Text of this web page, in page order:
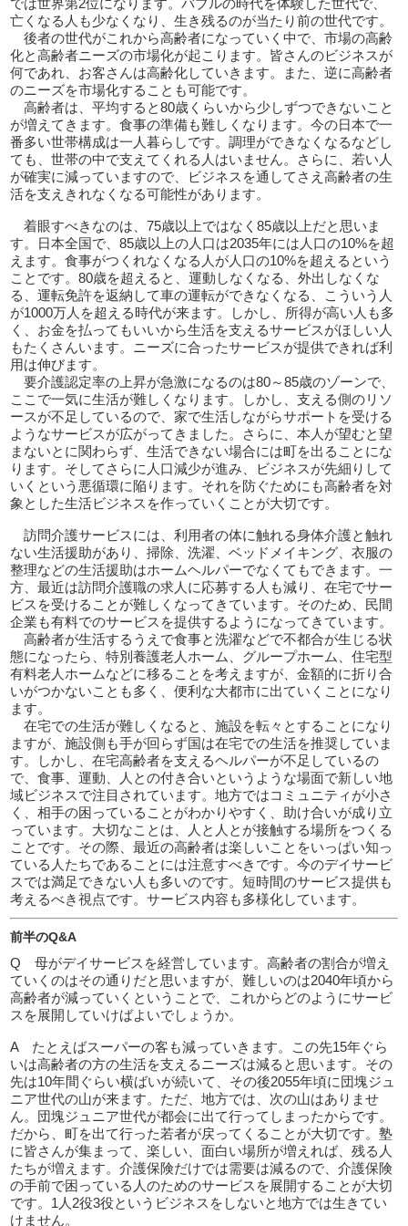
では世界第2位になります。バブルの時代を体験した世代で、
亡くなる人も少なくなり、生き残るのが当たり前の世代です。
後者の世代がこれから高齢者になっていく中で、市場の高齢
化と高齢者ニーズの市場化が起こります。皆さんのビジネスが
何であれ、お客さんは高齢化していきます。また、逆に高齢者
のニーズを市場化することも可能です。
高齢者は、平均すると80歳くらいから少しずつできないこと
が増えてきます。食事の準備も難しくなります。今の日本で一
番多い世帯構成は一人暮らしです。調理ができなくなるなどし
ても、世帯の中で支えてくれる人はいません。さらに、若い人
が確実に減っていますので、ビジネスを通してさえ高齢者の生
活を支えきれなくなる可能性があります。
着眼すべきなのは、75歳以上ではなく85歳以上だと思いま
す。日本全国で、85歳以上の人口は2035年には人口の10%を超
えます。食事がつくれなくなる人が人口の10%を超えるという
ことです。80歳を超えると、運動しなくなる、外出しなくな
る、運転免許を返納して車の運転ができなくなる、こういう人
が1000万人を超える時代が来ます。しかし、所得が高い人も多
く、お金を払ってもいいから生活を支えるサービスがほしい人
もたくさんいます。ニーズに合ったサービスが提供できれば利
用は伸びます。
要介護認定率の上昇が急激になるのは80～85歳のゾーンで、
ここで一気に生活が難しくなります。しかし、支える側のリソ
ースが不足しているので、家で生活しながらサポートを受ける
ようなサービスが広がってきました。さらに、本人が望むと望
まないとに関わらず、生活できない場合には町を出ることにな
ります。そしてさらに人口減少が進み、ビジネスが先細りして
いくという悪循環に陥ります。それを防ぐためにも高齢者を対
象とした生活ビジネスを作っていくことが大切です。
訪問介護サービスには、利用者の体に触れる身体介護と触れ
ない生活援助があり、掃除、洗濯、ベッドメイキング、衣服の
整理などの生活援助はホームヘルパーでなくてもできます。一
方、最近は訪問介護職の求人に応募する人も減り、在宅でサー
ビスを受けることが難しくなってきています。そのため、民間
企業も有料でのサービスを提供するようになってきています。
高齢者が生活するうえで食事と洗濯などで不都合が生じる状
態になったら、特別養護老人ホーム、グループホーム、住宅型
有料老人ホームなどに移ることを考えますが、金額的に折り合
いがつかないことも多く、便利な大都市に出ていくことになり
ます。
在宅での生活が難しくなると、施設を転々とすることになり
ますが、施設側も手が回らず国は在宅での生活を推奨していま
す。しかし、在宅高齢者を支えるヘルパーが不足しているの
で、食事、運動、人との付き合いというような場面で新しい地
域ビジネスで注目されています。地方ではコミュニティが小さ
く、相手の困っていることがわかりやすく、助け合いが成り立
っています。大切なことは、人と人とが接触する場所をつくる
ことです。その際、最近の高齢者は楽しいことをいっぱい知っ
ている人たちであることには注意すべきです。今のデイサービ
スでは満足できない人も多いのです。短時間のサービス提供も
考えるべき視点です。サービス内容も多様化しています。
前半のQ&A
Q 母がデイサービスを経営しています。高齢者の割合が増え
ていくのはその通りだと思いますが、難しいのは2040年頃から
高齢者が減っていくということで、これからどのようにサービ
スを展開していけばよいでしょうか。
A たとえばスーパーの客も減っていきます。この先15年ぐら
いは高齢者の方の生活を支えるニーズは減ると思います。その
先は10年間ぐらい横ばいが続いて、その後2055年頃に団塊ジュ
ニア世代の山が来ます。ただ、地方では、次の山はありませ
ん。団塊ジュニア世代が都会に出て行ってしまったからです。
だから、町を出て行った若者が戻ってくることが大切です。塾
に皆さんが集まって、楽しい、面白い場所が増えれば、残る人
たちが増えます。介護保険だけでは需要は減るので、介護保険
の手前で困っている人のためのサービスを展開することが大切
です。1人2役3役というビジネスをしないと地方では生きてい
けません。